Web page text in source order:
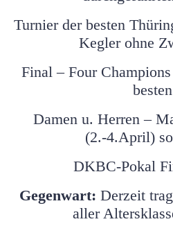
Turnier der besten
Kegler ohne
Final – Four
besten
Damen u. Herren –
(2.-4.April)
DKBC-Pokal
Gegenwart: Derzeit
aller